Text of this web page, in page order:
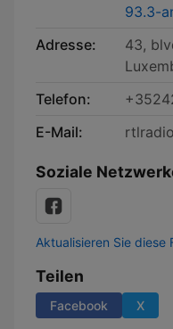
93.3-
Adresse:
43,
Telefon:
E-Mail:
Soziale
Aktualisieren Sie diese
Teilen
Facebook X